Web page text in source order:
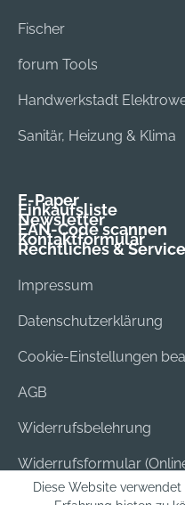
Fischer
forum Tools
Handwerkstadt
Sanitär, Heizung & Klima
E-Paper
Einkaufsliste
Newsletter
EAN-Code scannen
Kontaktformular
Rechtliches & Service
Impressum
Datenschutzerklärung
Cookie-Einstellungen
AGB
Widerrufsbelehrung
Widerrufsformular
Versand & Bezahlung
Diese Website